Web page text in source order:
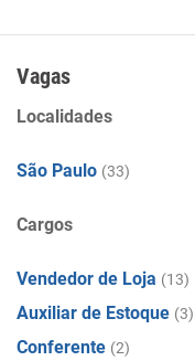
Vagas
Localidades
São Paulo (33)
Cargos
Vendedor de Loja (13)
Auxiliar de Estoque (3)
Conferente (2)